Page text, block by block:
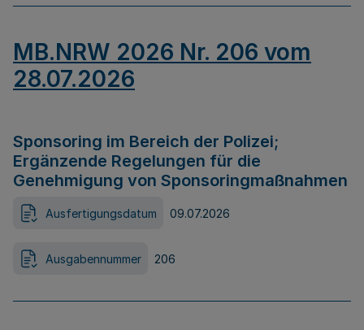
MB.NRW 2026 Nr. 206 vom
28.07.2026
Sponsoring im Bereich der Polizei;
Ergänzende Regelungen für die
Genehmigung von Sponsoringmaßnahmen
Ausfertigungsdatum 09.07.2026
Ausgabennummer 206